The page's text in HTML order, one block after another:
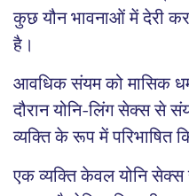
कुछ यौन भावनाओं में देरी
है।
आवधिक संयम को मासिक
दौरान योनि-लिंग सेक्स से
व्यक्ति के रूप में परिभाषित
एक व्यक्ति केवल योनि